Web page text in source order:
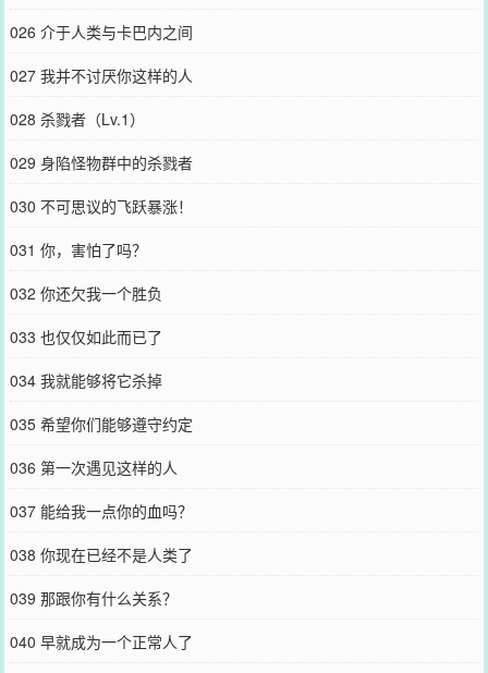
026 介于人类与卡巴内之间
027 我并不讨厌你这样的人
028 杀戮者（Lv.1）
029 身陷怪物群中的杀戮者
030 不可思议的飞跃暴涨！
031 你，害怕了吗？
032 你还欠我一个胜负
033 也仅仅如此而已了
034 我就能够将它杀掉
035 希望你们能够遵守约定
036 第一次遇见这样的人
037 能给我一点你的血吗？
038 你现在已经不是人类了
039 那跟你有什么关系？
040 早就成为一个正常人了